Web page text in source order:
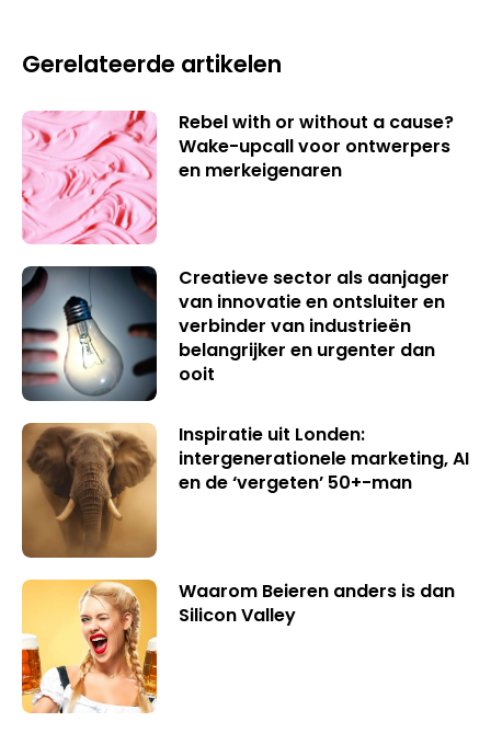
Gerelateerde artikelen
Rebel with or without a cause?
Wake-upcall voor ontwerpers
en merkeigenaren
Creatieve sector als aanjager
van innovatie en ontsluiter en
verbinder van industrieën
belangrijker en urgenter dan
ooit
Inspiratie uit Londen:
intergenerationele marketing, AI
en de ‘vergeten’ 50+-man
Waarom Beieren anders is dan
Silicon Valley